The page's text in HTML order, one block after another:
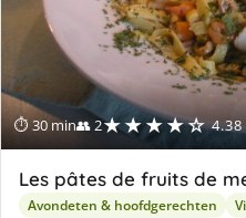
⏱ 30 min👥 2★★★★☆
Les pâtes de fruits de
Avondeten & hoofdgerechten